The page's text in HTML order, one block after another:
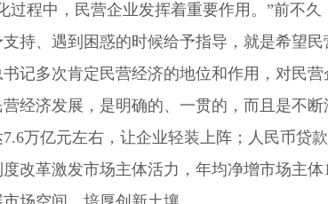
程中，民营企业发挥着重要作用。”前不久
持、遇到困惑的时候给予指导，就是希望
记多次肯定民营经济的地位和作用，对民
济发展，是明确的、一贯的，而且是不断
万亿元左右，让企业轻装上阵；人民币贷
度改革激发市场主体活力，年均净增市场主